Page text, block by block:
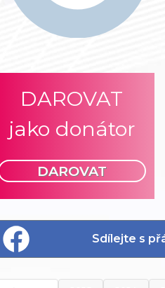
DAROVAT
jako donátor
DAROVAT
Sdílejte s